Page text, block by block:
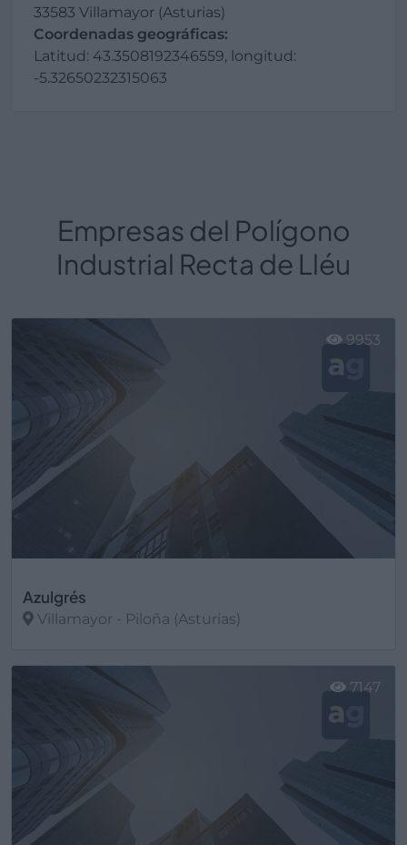
33583 Villamayor (Asturias)
Coordenadas geográficas:
Latitud: 43.3508192346559, longitud:
-5.32650232315063
Empresas del Polígono
Industrial Recta de Lléu
Azulgrés
Villamayor - Piloña (Asturias)
9953
7147